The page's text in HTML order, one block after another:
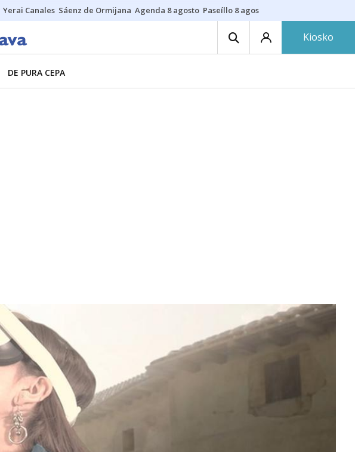
Yerai Canales Sáenz de Ormijana Agenda 8 agosto Paseíllo 8 agosto
Kiosko
DE PURA CEPA